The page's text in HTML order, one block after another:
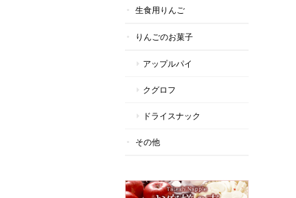
生食用りんご
りんごのお菓子
アップルパイ
クグロフ
ドライスナック
その他